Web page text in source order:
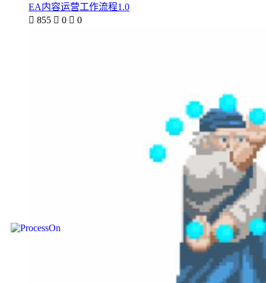
EA内容运营工作流程1.0
 855  0  0